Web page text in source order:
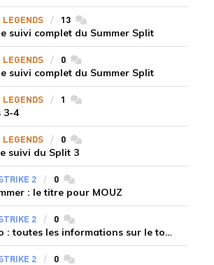
LEGENDS 13commentaires
suivi complet du Summer Split
LEGENDS 0commentaires
suivi complet du Summer Split
LEGENDS 1 commentaires
3-4
LEGENDS 0commentaires
suivi du Split 3
2 0commentaires
: le titre pour MOUZ
2 0commentaires
BLAST Open Porto : toutes les informations sur le tournoi
2 0commentaires